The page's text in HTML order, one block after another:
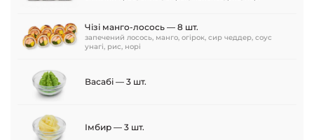
Чізі манго-лосось — 8 шт.
запечений лосось, манго, огірок, сир чеддер, соус
унагі, рис, норі
Васабі — 3 шт.
Імбир — 3 шт.